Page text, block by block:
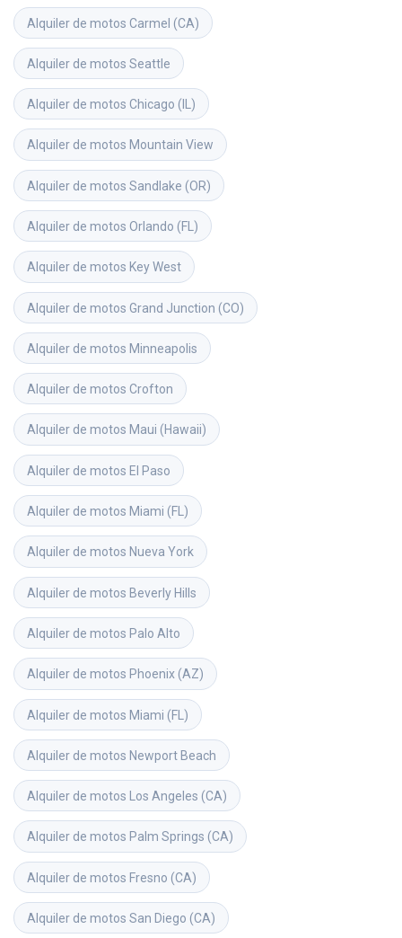
Alquiler de motos Carmel (CA)
Alquiler de motos Seattle
Alquiler de motos Chicago (IL)
Alquiler de motos Mountain View
Alquiler de motos Sandlake (OR)
Alquiler de motos Orlando (FL)
Alquiler de motos Key West
Alquiler de motos Grand Junction (CO)
Alquiler de motos Minneapolis
Alquiler de motos Crofton
Alquiler de motos Maui (Hawaii)
Alquiler de motos El Paso
Alquiler de motos Miami (FL)
Alquiler de motos Nueva York
Alquiler de motos Beverly Hills
Alquiler de motos Palo Alto
Alquiler de motos Phoenix (AZ)
Alquiler de motos Miami (FL)
Alquiler de motos Newport Beach
Alquiler de motos Los Angeles (CA)
Alquiler de motos Palm Springs (CA)
Alquiler de motos Fresno (CA)
Alquiler de motos San Diego (CA)